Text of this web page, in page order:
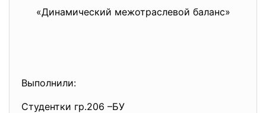
«Динамический межотраслевой баланс»
Выполнили:
Студентки гр.206 –БУ